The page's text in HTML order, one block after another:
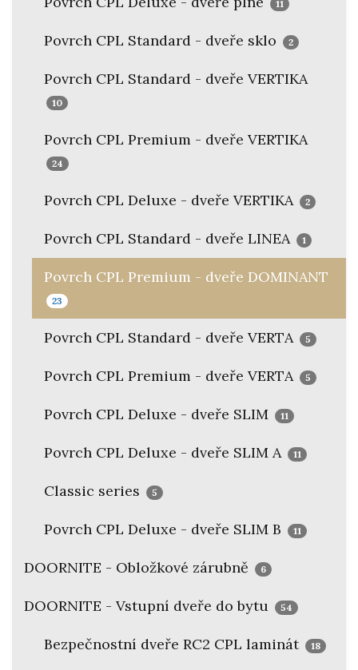
11
Povrch CPL Standard - dveře sklo 2
Povrch CPL Standard - dveře VERTIKA
10
Povrch CPL Premium - dveře VERTIKA
24
Povrch CPL Deluxe - dveře VERTIKA 2
Povrch CPL Standard - dveře LINEA 1
Povrch CPL Premium - dveře DOMINANT
23
Povrch CPL Standard - dveře VERTA 5
Povrch CPL Premium - dveře VERTA 5
Povrch CPL Deluxe - dveře SLIM 11
Povrch CPL Deluxe - dveře SLIM A 11
Classic series 5
Povrch CPL Deluxe - dveře SLIM B 11
DOORNITE - Obložkové zárubně 6
DOORNITE - Vstupní dveře do bytu 54
Bezpečnostní dveře RC2 CPL laminát 18